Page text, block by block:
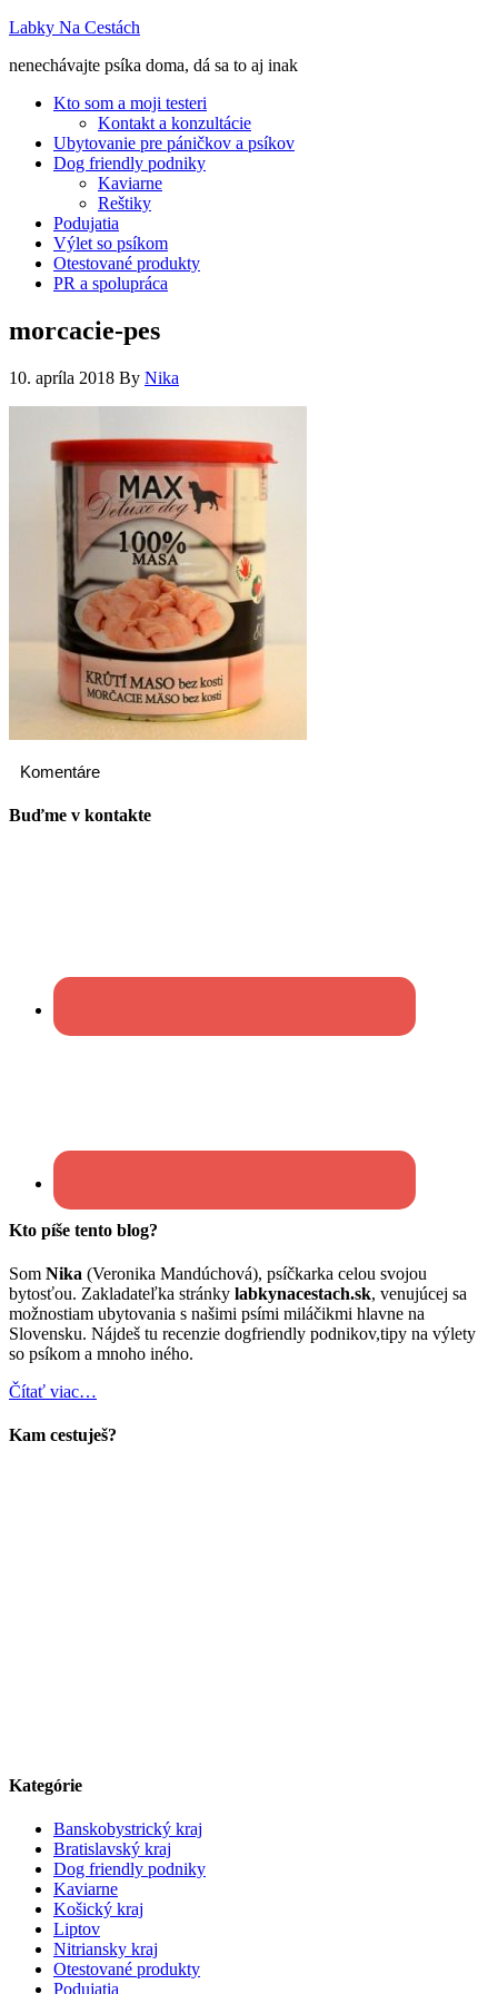
Labky Na Cestách
nenechávajte psíka doma, dá sa to aj inak
Kto som a moji testeri
Kontakt a konzultácie
Ubytovanie pre páničkov a psíkov
Dog friendly podniky
Kaviarne
Reštiky
Podujatia
Výlet so psíkom
Otestované produkty
PR a spolupráca
morcacie-pes
10. apríla 2018 By Nika
Komentáre
Buďme v kontakte
Kto píše tento blog?
Som Nika (Veronika Mandúchová), psíčkarka celou svojou
bytosťou. Zakladateľka stránky labkynacestach.sk, venujúcej sa
možnostiam ubytovania s našimi psími miláčikmi hlavne na
Slovensku. Nájdeš tu recenzie dogfriendly podnikov,tipy na výlety
so psíkom a mnoho iného.
Čítať viac…
Kam cestuješ?
Kategórie
Banskobystrický kraj
Bratislavský kraj
Dog friendly podniky
Kaviarne
Košický kraj
Liptov
Nitriansky kraj
Otestované produkty
Podujatia